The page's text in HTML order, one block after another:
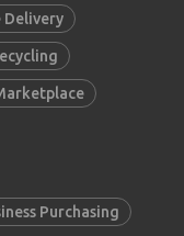
Delivery
Purchasing